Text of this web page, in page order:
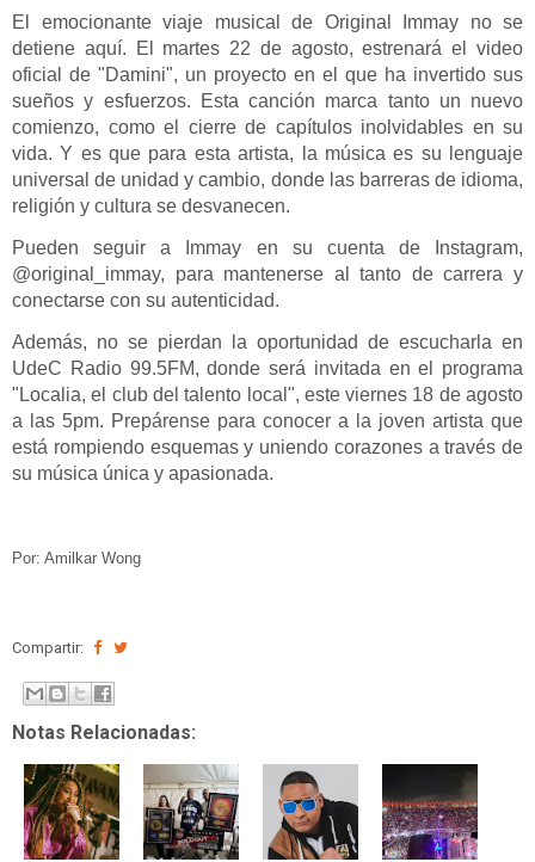
El emocionante viaje musical de Original Immay no se
detiene aquí. El martes 22 de agosto, estrenará el video
oficial de "Damini", un proyecto en el que ha invertido sus
sueños y esfuerzos. Esta canción marca tanto un nuevo
comienzo, como el cierre de capítulos inolvidables en su
vida. Y es que para esta artista, la música es su lenguaje
universal de unidad y cambio, donde las barreras de idioma,
religión y cultura se desvanecen.
Pueden seguir a Immay en su cuenta de Instagram,
@original_immay, para mantenerse al tanto de carrera y
conectarse con su autenticidad.
Además, no se pierdan la oportunidad de escucharla en
UdeC Radio 99.5FM, donde será invitada en el programa
"Localia, el club del talento local", este viernes 18 de agosto
a las 5pm. Prepárense para conocer a la joven artista que
está rompiendo esquemas y uniendo corazones a través de
su música única y apasionada.
Por: Amilkar Wong
Compartir:
Notas Relacionadas: